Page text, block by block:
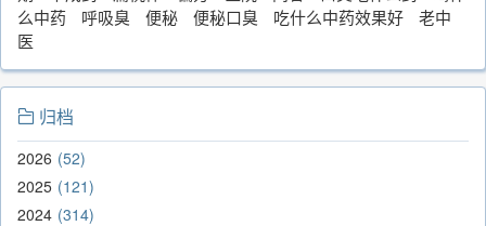
么中药
呼吸臭 便秘 便秘口臭 吃什么中药效果好
老中
医
归档
2026 52
2025 121
2024 314